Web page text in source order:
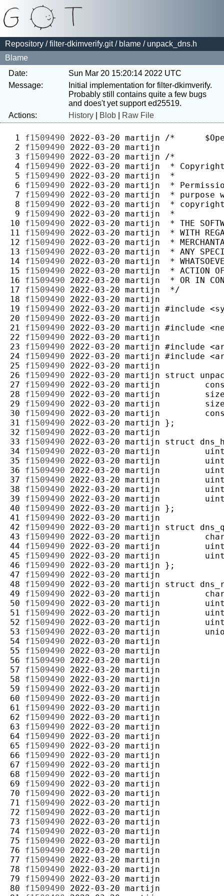
Repository /filter-dkimverify.git/ blame / unpack_dns.h
Blame
Date:
Sun Mar 20 15:20:14 2022 UTC
Message:
Initial implementation for filter-dkimverify.
Probably still contains quite a few bugs
Actions:
History Blob Raw File
1 f1509490 2022-03-20 martijn
2 f1509490 2022-03-20 martijn
3 f1509490 2022-03-20 martijn
4 f1509490 2022-03-20 martijn
5 f1509490 2022-03-20 martijn
6 f1509490 2022-03-20 martijn
7 f1509490 2022-03-20 martijn
8 f1509490 2022-03-20 martijn
9 f1509490 2022-03-20 martijn
10 f1509490 2022-03-20 martijn
11 f1509490 2022-03-20 martijn
12 f1509490 2022-03-20 martijn
13 f1509490 2022-03-20 martijn
14 f1509490 2022-03-20 martijn
15 f1509490 2022-03-20 martijn
16 f1509490 2022-03-20 martijn
17 f1509490 2022-03-20 martijn
18 f1509490 2022-03-20 martijn
19 f1509490 2022-03-20 martijn
20 f1509490 2022-03-20 martijn
21 f1509490 2022-03-20 martijn
22 f1509490 2022-03-20 martijn
23 f1509490 2022-03-20 martijn
24 f1509490 2022-03-20 martijn
25 f1509490 2022-03-20 martijn
26 f1509490 2022-03-20 martijn
27 f1509490 2022-03-20 martijn
28 f1509490 2022-03-20 martijn
29 f1509490 2022-03-20 martijn
30 f1509490 2022-03-20 martijn
31 f1509490 2022-03-20 martijn
32 f1509490 2022-03-20 martijn
33 f1509490 2022-03-20 martijn
34 f1509490 2022-03-20 martijn
35 f1509490 2022-03-20 martijn
36 f1509490 2022-03-20 martijn
37 f1509490 2022-03-20 martijn
38 f1509490 2022-03-20 martijn
39 f1509490 2022-03-20 martijn
40 f1509490 2022-03-20 martijn
41 f1509490 2022-03-20 martijn
42 f1509490 2022-03-20 martijn
43 f1509490 2022-03-20 martijn
44 f1509490 2022-03-20 martijn
45 f1509490 2022-03-20 martijn
46 f1509490 2022-03-20 martijn
47 f1509490 2022-03-20 martijn
48 f1509490 2022-03-20 martijn
49 f1509490 2022-03-20 martijn
50 f1509490 2022-03-20 martijn
51 f1509490 2022-03-20 martijn
52 f1509490 2022-03-20 martijn
53 f1509490 2022-03-20 martijn
54 f1509490 2022-03-20 martijn
55 f1509490 2022-03-20 martijn
56 f1509490 2022-03-20 martijn
57 f1509490 2022-03-20 martijn
58 f1509490 2022-03-20 martijn
59 f1509490 2022-03-20 martijn
60 f1509490 2022-03-20 martijn
61 f1509490 2022-03-20 martijn
62 f1509490 2022-03-20 martijn
63 f1509490 2022-03-20 martijn
64 f1509490 2022-03-20 martijn
65 f1509490 2022-03-20 martijn
66 f1509490 2022-03-20 martijn
67 f1509490 2022-03-20 martijn
68 f1509490 2022-03-20 martijn
69 f1509490 2022-03-20 martijn
70 f1509490 2022-03-20 martijn
71 f1509490 2022-03-20 martijn
72 f1509490 2022-03-20 martijn
73 f1509490 2022-03-20 martijn
74 f1509490 2022-03-20 martijn
75 f1509490 2022-03-20 martijn
76 f1509490 2022-03-20 martijn
77 f1509490 2022-03-20 martijn
78 f1509490 2022-03-20 martijn
79 f1509490 2022-03-20 martijn
80 f1509490 2022-03-20 martijn